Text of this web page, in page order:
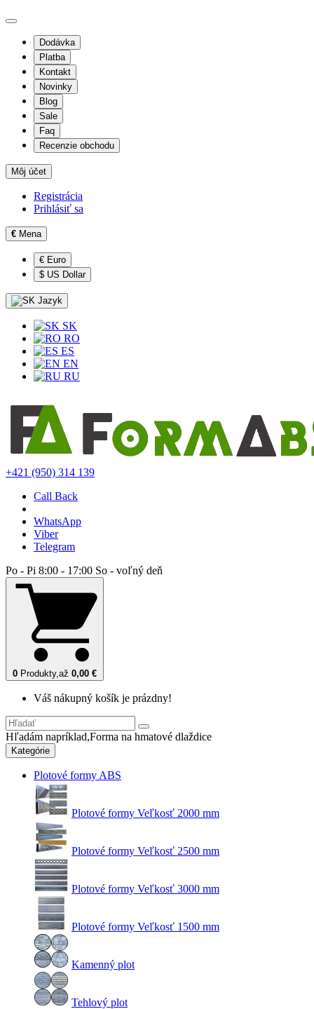
Dodávka
Platba
Kontakt
Novinky
Blog
Sale
Faq
Recenzie obchodu
Môj účet
Registrácia
Prihlásiť sa
€ Mena
€ Euro
$ US Dollar
Jazyk
SK
RO
ES
EN
RU
+421 (950) 314 139
Call Back
WhatsApp
Viber
Telegram
Po - Pi 8:00 - 17:00 So - voľný deň
0 Produkty,až 0,00 €
Váš nákupný košík je prázdny!
Hľadám napríklad,Forma na hmatové dlaždice
Kategórie
Plotové formy ABS
Plotové formy Veľkosť 2000 mm
Plotové formy Veľkosť 2500 mm
Plotové formy Veľkosť 3000 mm
Plotové formy Veľkosť 1500 mm
Kamenný plot
Tehlový plot